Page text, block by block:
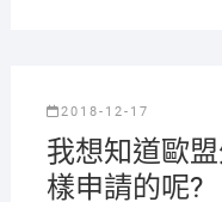
2018-12-17
我想知道歐
樣申請的呢?